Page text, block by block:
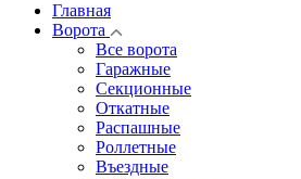
Главная
Ворота
Все ворота
Гаражные
Секционные
Откатные
Распашные
Роллетные
Въездные